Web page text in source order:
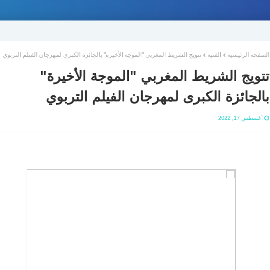
الصفحة الرئيسية الفنية تتويج الشريط المغربي "الموجة الأخيرة" بالجائزة الكبرى لمهرجان الفيلم التربوي
تتويج الشريط المغربي "الموجة الأخيرة"
بالجائزة الكبرى لمهرجان الفيلم التربوي
أغسطس 17, 2022